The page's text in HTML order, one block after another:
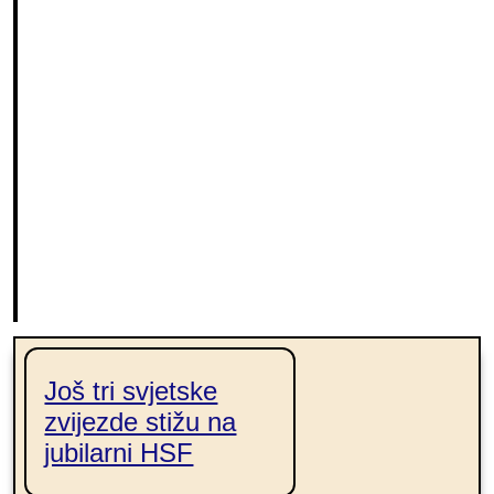
Još tri svjetske
zvijezde stižu na
jubilarni HSF